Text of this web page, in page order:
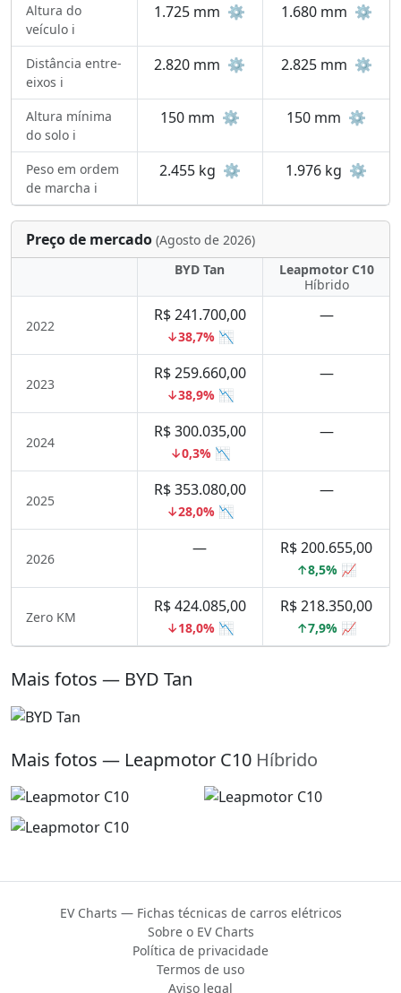
Altura do
veículo ℹ️
1.725 mm ⚙️ 1.680 mm ⚙️
Distância entre-
eixos ℹ️
2.820 mm ⚙️ 2.825 mm ⚙️
Altura mínima
do solo ℹ️
150 mm ⚙️ 150 mm ⚙️
Peso em ordem
de marcha ℹ️
2.455 kg ⚙️ 1.976 kg ⚙️
Preço de mercado (Agosto de 2026)
BYD Tan
Leapmotor C10
Híbrido
2022
R$ 241.700,00
↓38,7% 📉
—
2023
R$ 259.660,00
↓38,9% 📉
—
2024
R$ 300.035,00
↓0,3% 📉
—
2025
R$ 353.080,00
↓28,0% 📉
—
2026
— R$ 200.655,00
↑8,5% 📈
Zero KM
R$ 424.085,00
↓18,0% 📉
R$ 218.350,00
↑7,9% 📈
Mais fotos — BYD Tan
Mais fotos — Leapmotor C10 Híbrido
EV Charts — Fichas técnicas de carros elétricos
Sobre o EV Charts
Política de privacidade
Termos de uso
Aviso legal